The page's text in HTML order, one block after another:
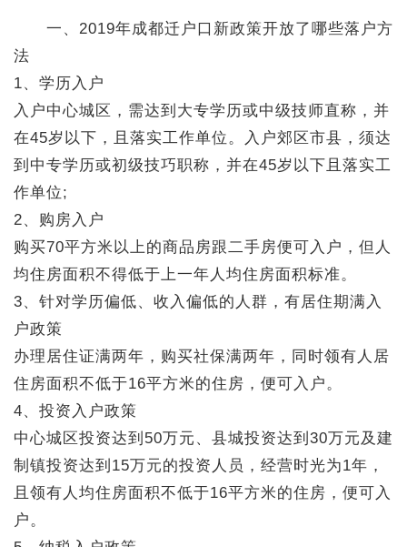
一、2019年成都迁户口新政策开放了哪些落户方
法
1、学历入户
入户中心城区，需达到大专学历或中级技师直称，并
在45岁以下，且落实工作单位。入户郊区市县，须达
到中专学历或初级技巧职称，并在45岁以下且落实工
作单位;
2、购房入户
购买70平方米以上的商品房跟二手房便可入户，但人
均住房面积不得低于上一年人均住房面积标准。
3、针对学历偏低、收入偏低的人群，有居住期满入
户政策
办理居住证满两年，购买社保满两年，同时领有人居
住房面积不低于16平方米的住房，便可入户。
4、投资入户政策
中心城区投资达到50万元、县城投资达到30万元及建
制镇投资达到15万元的投资人员，经营时光为1年，
且领有人均住房面积不低于16平方米的住房，便可入
户。